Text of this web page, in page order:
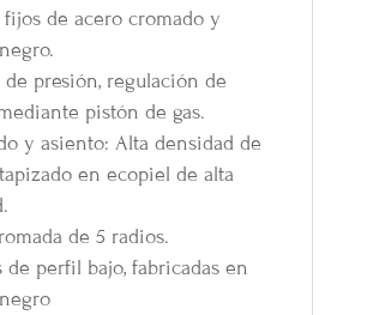
fijos de acero cromado y
de presión, regulación de
pistón de gas.
y asiento: Alta densidad de
en ecopiel de alta
de 5 radios.
de perfil bajo, fabricadas en